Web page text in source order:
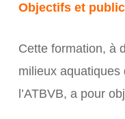
Objectifs et
Cette formation, à
milieux
l’ATBVB, a pour